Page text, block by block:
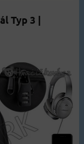
Typ 3 |